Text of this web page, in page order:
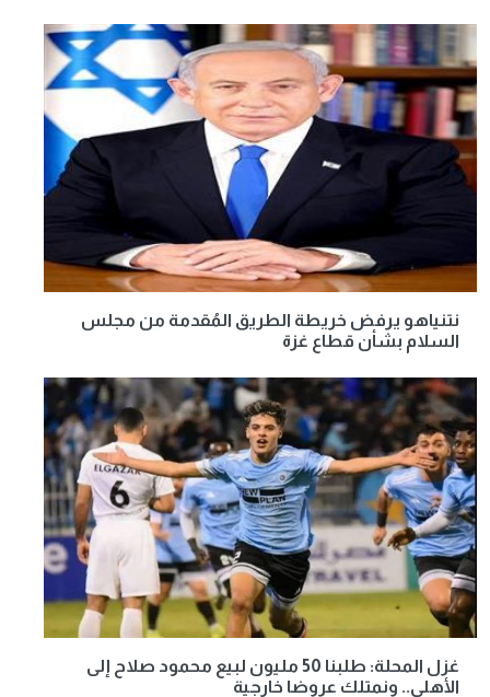
نتنياهو يرفض خريطة الطريق المُقدمة من مجلس
السلام بشأن قطاع غزة
غزل المحلة: طلبنا 50 مليون لبيع محمود صلاح إلى
الأهلي.. ونمتلك عروضا خارجية